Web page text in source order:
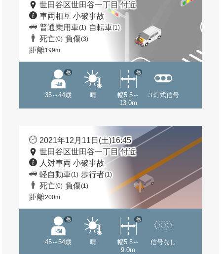
世田谷区世田谷一丁目 付近
車両相互 小破事故
普通乗用車(1) 自転車(1)
死亡(0) 負傷(3)
距離199m
35～44歳
他
晴
幅5.5～
13.0m
他
３灯式信号
2021年12月11日(土)16:45
世田谷区世田谷一丁目 付近
人対車両 小破事故
軽自動車(1) 歩行者(1)
死亡(0) 負傷(1)
距離200m
45～54歳
他
晴
幅5.5～
9.0m
他
信号なし